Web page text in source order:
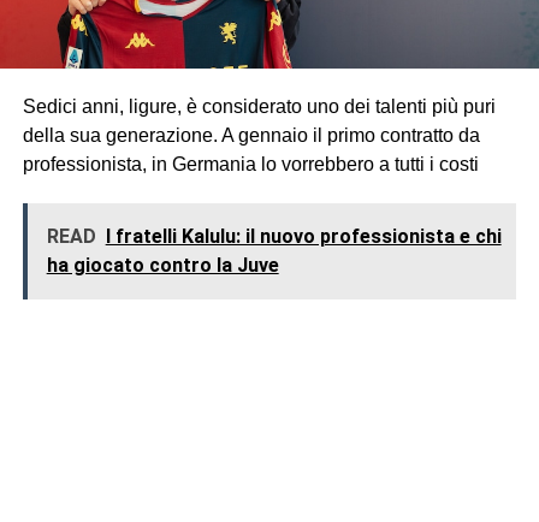
Sedici anni, ligure, è considerato uno dei talenti più puri
della sua generazione. A gennaio il primo contratto da
professionista, in Germania lo vorrebbero a tutti i costi
READ
I fratelli Kalulu: il nuovo professionista e chi
ha giocato contro la Juve